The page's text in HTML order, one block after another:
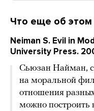
Что еще об этом
Neiman S. Evil in
University Press.
Сьюзан Нaйман,
на моральной
отношения
можно построить